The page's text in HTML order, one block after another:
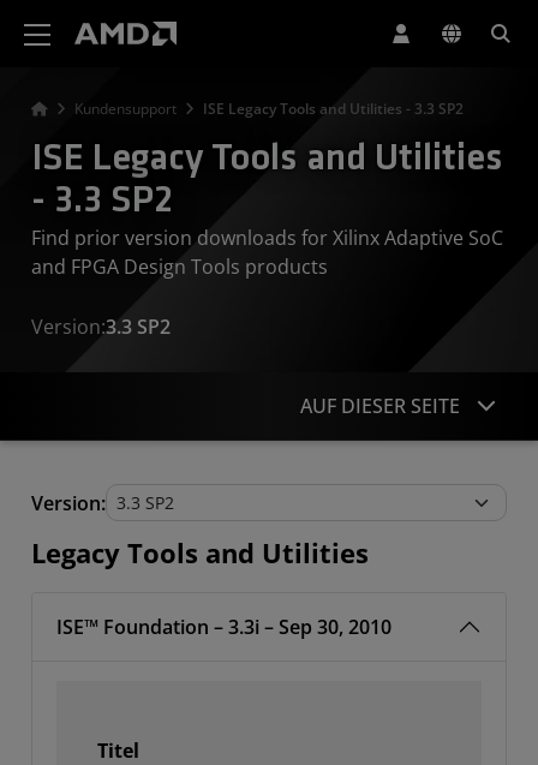
Kundensupport ISE Legacy Tools and Utilities - 3.3 SP2
ISE Legacy Tools and Utilities
- 3.3 SP2
Find prior version downloads for Xilinx Adaptive SoC
and FPGA Design Tools products
Version:3.3 SP2
AUF DIESER SEITE
Legacy Tools and Utilities
Version:
Legacy Tools and Utilities
ISE™ Foundation – 3.3i – Sep 30, 2010
Titel